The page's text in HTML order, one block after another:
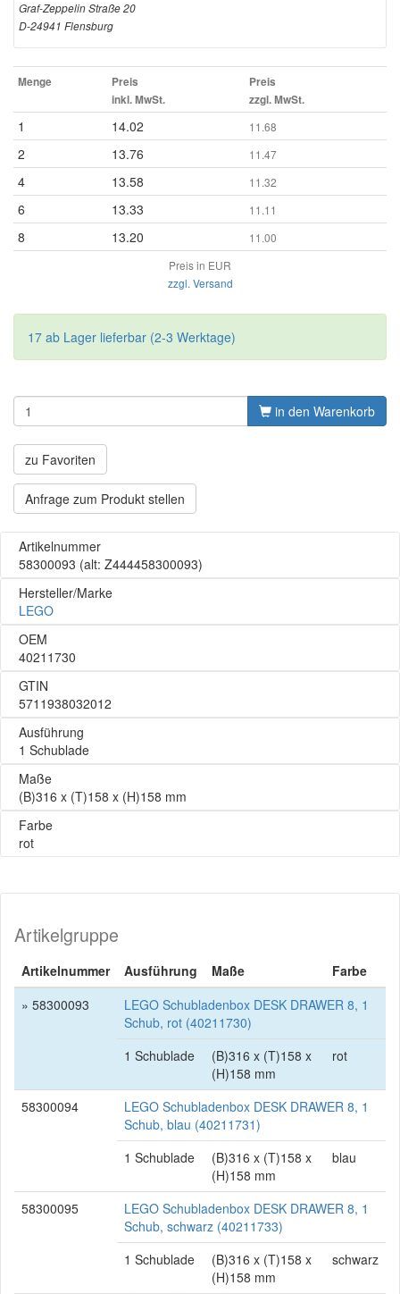
Graf-Zeppelin Straße 20
D-24941 Flensburg
Menge
Preis
inkl. MwSt.
Preis
zzgl. MwSt.
1 14.02 11.68
2 13.76 11.47
4 13.58 11.32
6 13.33 11.11
8 13.20
11.00
Preis in EUR
zzgl. Versand
17 ab Lager lieferbar (2-3 Werktage)
in den Warenkorb
zu Favoriten
Anfrage zum Produkt stellen
Artikelnummer
58300093 (alt: Z444458300093)
Hersteller/Marke
LEGO
OEM
40211730
GTIN
5711938032012
Ausführung
1 Schublade
Maße
(B)316 x (T)158 x (H)158 mm
Farbe
rot
Artikelgruppe
Artikelnummer Ausführung Maße
Farbe
» 58300093
LEGO Schubladenbox DESK DRAWER 8, 1
Schub, rot (40211730)
1 Schublade
(B)316 x (T)158 x
(H)158 mm
rot
58300094
LEGO Schubladenbox DESK DRAWER 8, 1
Schub, blau (40211731)
1 Schublade
(B)316 x (T)158 x
(H)158 mm
blau
58300095
LEGO Schubladenbox DESK DRAWER 8, 1
Schub, schwarz (40211733)
1 Schublade
(B)316 x (T)158 x
(H)158 mm
schwarz